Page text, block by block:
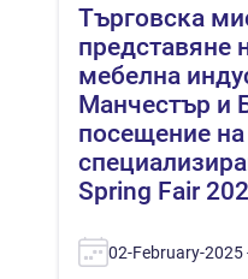
Търговска
представяне
мебелна
Манчестър и
посещение
Spring Fair
02-February-2025